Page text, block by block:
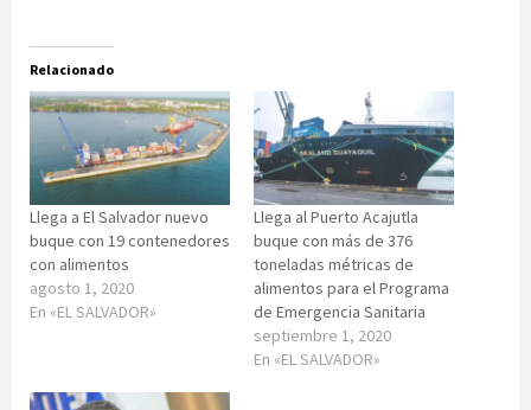
Relacionado
Llega a El Salvador nuevo
buque con 19 contenedores
con alimentos
agosto 1, 2020
En «EL SALVADOR»
Llega al Puerto Acajutla
buque con más de 376
toneladas métricas de
alimentos para el Programa
de Emergencia Sanitaria
septiembre 1, 2020
En «EL SALVADOR»